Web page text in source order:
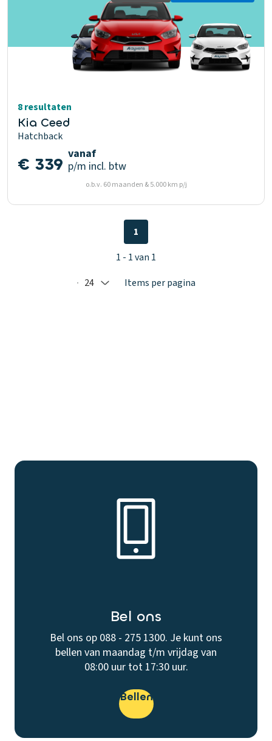
8 resultaten
Kia Ceed
Hatchback
€ 339 vanaf
p/m incl. btw
o.b.v. 60 maanden & 5.000 km p/j
Selected: 24
24 Items per pagina
1
1 - 1 van 1
Bel ons
Bel ons op 088 - 275 1300. Je kunt ons
bellen van maandag t/m vrijdag van
08:00 uur tot 17:30 uur.
Bellen